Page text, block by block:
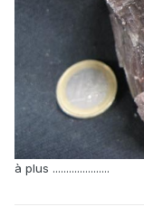
à plus .....................